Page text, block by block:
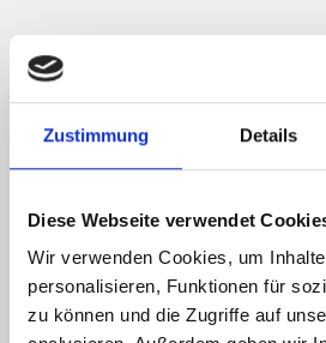
Zustimmung Details
Diese Webseite verwendet
Wir verwenden Cookies, um
personalisieren, Funktionen für
zu können und die Zugriffe auf
Wir informieren Sie
automatisch über
neue Angebote